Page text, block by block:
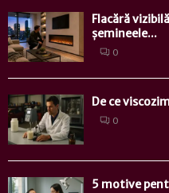
Flacără
șemineele...
0
De ce
0
5 motive